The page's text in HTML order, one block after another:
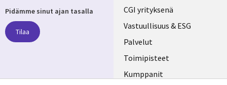
Useful
links
FINLAND
CGI yrityksenä
Vastuullisuus & ESG
Palvelut
Toimipisteet
Kumppanit
Pidämme sinut ajan tasalla
Tilaa